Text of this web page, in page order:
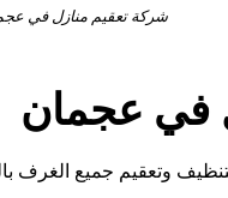
شركة تعقيم منازل في
في عجمان
وتعقيم جميع الغرف